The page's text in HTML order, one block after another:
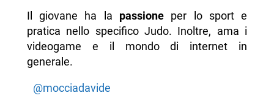
Il giovane ha la passione per lo sport e
pratica nello specifico Judo. Inoltre, ama i
videogame e il mondo di internet in
generale.
@mocciadavide